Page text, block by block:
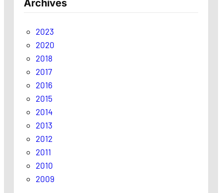
Archives
2023
2020
2018
2017
2016
2015
2014
2013
2012
2011
2010
2009